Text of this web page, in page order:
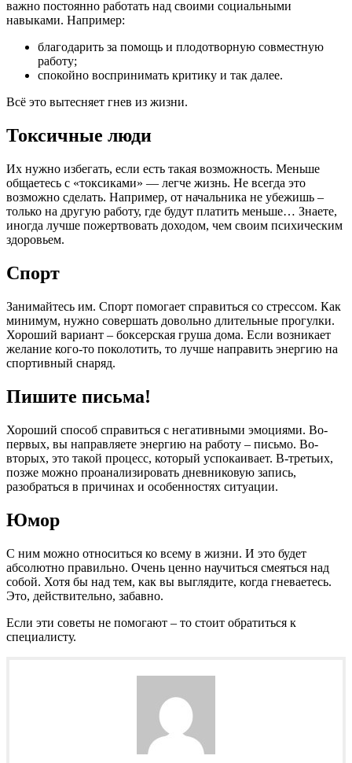
важно постоянно работать над своими социальными
навыками. Например:
благодарить за помощь и плодотворную совместную
работу;
спокойно воспринимать критику и так далее.
Всё это вытесняет гнев из жизни.
Токсичные люди
Их нужно избегать, если есть такая возможность. Меньше
общаетесь с «токсиками» — легче жизнь. Не всегда это
возможно сделать. Например, от начальника не убежишь –
только на другую работу, где будут платить меньше… Знаете,
иногда лучше пожертвовать доходом, чем своим психическим
здоровьем.
Спорт
Занимайтесь им. Спорт помогает справиться со стрессом. Как
минимум, нужно совершать довольно длительные прогулки.
Хороший вариант – боксерская груша дома. Если возникает
желание кого-то поколотить, то лучше направить энергию на
спортивный снаряд.
Пишите письма!
Хороший способ справиться с негативными эмоциями. Во-
первых, вы направляете энергию на работу – письмо. Во-
вторых, это такой процесс, который успокаивает. В-третьих,
позже можно проанализировать дневниковую запись,
разобраться в причинах и особенностях ситуации.
Юмор
С ним можно относиться ко всему в жизни. И это будет
абсолютно правильно. Очень ценно научиться смеяться над
собой. Хотя бы над тем, как вы выглядите, когда гневаетесь.
Это, действительно, забавно.
Если эти советы не помогают – то стоит обратиться к
специалисту.